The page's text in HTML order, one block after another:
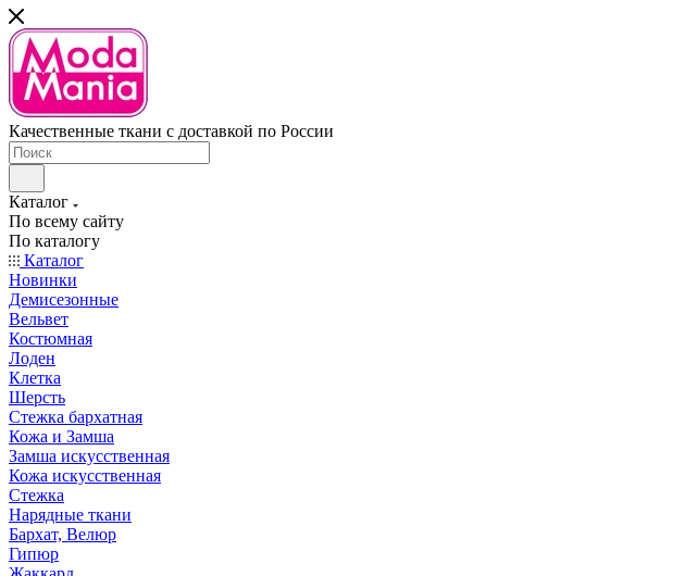
Качественные ткани с доставкой по России
Каталог
По всему сайту
По каталогу
Каталог
Новинки
Демисезонные
Вельвет
Костюмная
Лоден
Клетка
Шерсть
Стежка бархатная
Кожа и Замша
Замша искусственная
Кожа искусственная
Стежка
Нарядные ткани
Бархат, Велюр
Гипюр